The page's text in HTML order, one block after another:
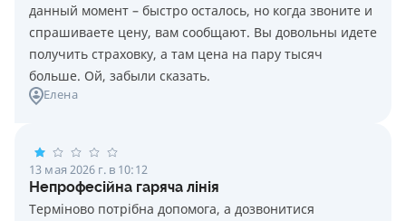
данный момент – быстро осталось, но когда звоните и
спрашиваете цену, вам сообщают. Вы довольны идете
получить страховку, а там цена на пару тысяч
больше. Ой, забыли сказать.
Елена
13 мая 2026 г. в 10:12
Непрофесійна гаряча лінія
Терміново потрібна допомога, а дозвонитися